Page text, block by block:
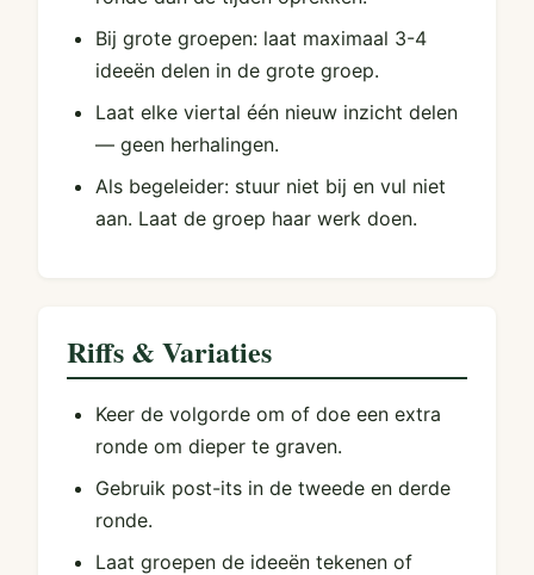
Bij grote groepen: laat maximaal 3-4
ideeën delen in de grote groep.
Laat elke viertal één nieuw inzicht delen
— geen herhalingen.
Als begeleider: stuur niet bij en vul niet
aan. Laat de groep haar werk doen.
Riffs & Variaties
Keer de volgorde om of doe een extra
ronde om dieper te graven.
Gebruik post-its in de tweede en derde
ronde.
Laat groepen de ideeën tekenen of